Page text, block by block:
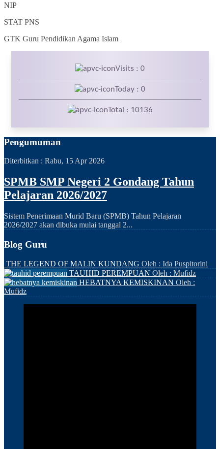
NIP
STAT PNS
GTK Guru Pendidikan Agama Islam
Visits : 0
Today : 0
Total : 10136
Pengumuman
Diterbitkan : Rabu, 15 Apr 2026
SPMB SMP Negeri 2 Gondang Tahun
Pelajaran 2026/2027
Sistem Penerimaan Murid Baru (SPMB) Tahun Pelajaran
2026/2027 akan dibuka mulai tanggal 2...
Blog Guru
THE LEGEND OF MALIN KUNDANG Oleh : Ida Puspitorini
TAUHID PEREMPUAN Oleh : Mufidz
HEBATNYA KEMISKINAN Oleh :
Mufidz